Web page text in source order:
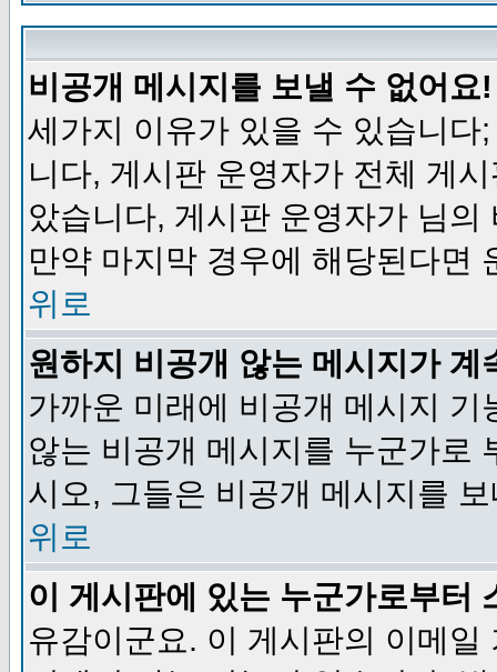
비공개 메시지를 보낼 수 없어요!
세가지 이유가 있을 수 있습니
니다, 게시판 운영자가 전체 게
았습니다, 게시판 운영자가 님
만약 마지막 경우에 해당된다면
위로
원하지 비공개 않는 메시지가 계
가까운 미래에 비공개 메시지
않는 비공개 메시지를 누군가로
시오, 그들은 비공개 메시지를
위로
이 게시판에 있는 누군가로부터
유감이군요. 이 게시판의 이메